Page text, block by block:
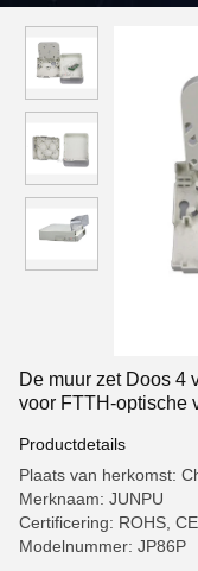
De muur zet Doos 4
voor FTTH-optische
Productdetails
Plaats van herkomst:
Merknaam: JUNPU
Certificering: ROHS,
Modelnummer: JP86P